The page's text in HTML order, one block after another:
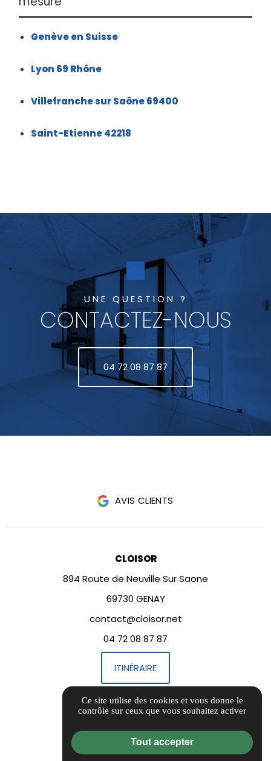
Genève en Suisse
Lyon 69 Rhône
Villefranche sur Saône 69400
Saint-Etienne 42218
UNE QUESTION ?
CONTACTEZ-NOUS
04 72 08 87 87
AVIS CLIENTS
CLOISOR
894 Route de Neuville Sur Saone
69730 GENAY
contact@cloisor.net
04 72 08 87 87
ITINÉRAIRE
LIENS UTILES
Mentions légales
Ce site utilise des cookies et vous donne le
contrôle sur ceux que vous souhaitez activer
Tout accepter